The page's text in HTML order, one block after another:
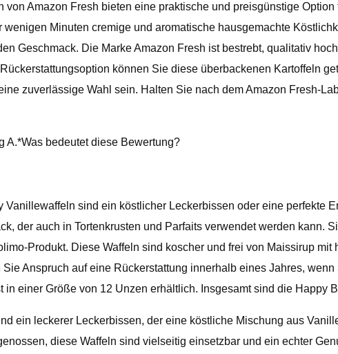
von Amazon Fresh bieten eine praktische und preisgünstige
wenigen Minuten cremige und aromatische hausgemachte
Geschmack. Die Marke Amazon Fresh ist bestrebt, qualitativ
können Sie diese überbackenen Kartoffeln
zuverlässige Wahl sein. Halten Sie nach dem Amazon Fresh-
A.*Was bedeutet diese Bewertung?
Vanillewaffeln sind ein köstlicher Leckerbissen oder eine perfekte
der auch in Tortenkrusten und Parfaits verwendet werden kann.
Produkt. Diese Waffeln sind koscher und frei von Maissirup
Anspruch auf eine Rückerstattung innerhalb eines Jahres,
in einer Größe von 12 Unzen erhältlich. Insgesamt sind die Happy
ein leckerer Leckerbissen, der eine köstliche Mischung aus
diese Waffeln sind vielseitig einsetzbar und ein echter